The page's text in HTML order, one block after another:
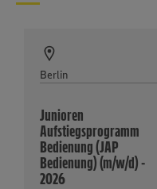
Berlin
Junioren
Aufstiegsprogramm
Bedienung (JAP
Bedienung) (m/w/d) -
2026